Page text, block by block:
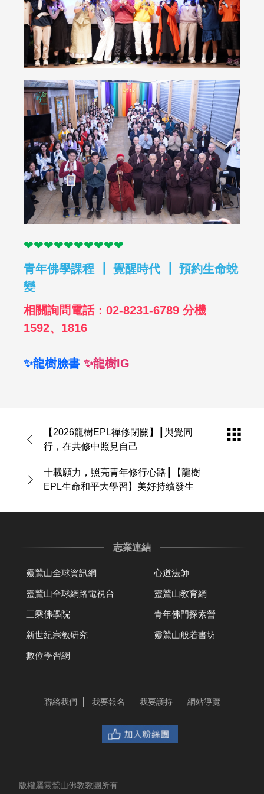
❤︎❤︎❤︎❤︎❤︎❤︎❤︎❤︎❤︎❤︎
青年佛學課程 ┃ 覺醒時代 ┃ 預約生命蛻
變
相關詢問電話：02-8231-6789 分機
1592、1816
✨龍樹臉書 ✨龍樹IG
【2026龍樹EPL禪修閉關】┃與覺同
行，在共修中照見自己
十載願力，照亮青年修行心路┃【龍樹
EPL生命和平大學習】美好持續發生
志業連結
靈鷲山全球資訊網 心道法師
靈鷲山全球網路電視台 靈鷲山教育網
三乘佛學院 青年佛門探索營
新世紀宗教研究 靈鷲山般若書坊
數位學習網
聯絡我們 我要報名 我要護持 網站導覽
版權屬靈鷲山佛教教團所有